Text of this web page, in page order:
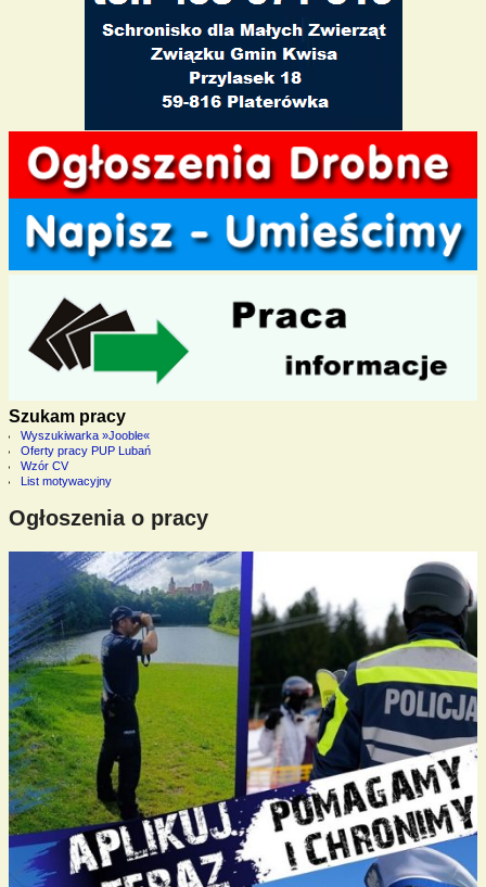
Szukam pracy
Wyszukiwarka »Jooble«
Oferty pracy PUP Lubań
Wzór CV
List motywacyjny
Ogłoszenia o pracy